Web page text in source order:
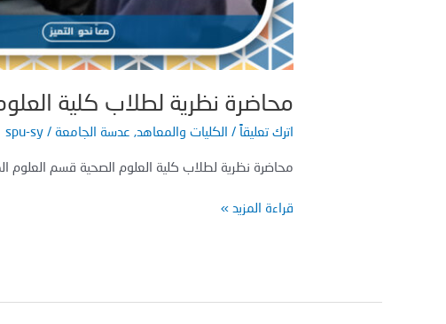
محاضرة نظرية لطلاب كلية العلوم
اترك تعليقاً / الكليات والمعاهد, عدسة الجامعة /
spu-sy
محاضرة نظرية لطلاب كلية العلوم الصحية قسم العلوم
قراءة المزيد »